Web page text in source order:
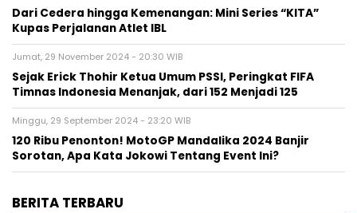
Dari Cedera hingga Kemenangan: Mini Series “KITA”
Kupas Perjalanan Atlet IBL
Jumat, 29 November 2024 - 20:30 WIB
Sejak Erick Thohir Ketua Umum PSSI, Peringkat FIFA
Timnas Indonesia Menanjak, dari 152 Menjadi 125
Minggu, 29 September 2024 - 23:20 WIB
120 Ribu Penonton! MotoGP Mandalika 2024 Banjir
Sorotan, Apa Kata Jokowi Tentang Event Ini?
BERITA TERBARU